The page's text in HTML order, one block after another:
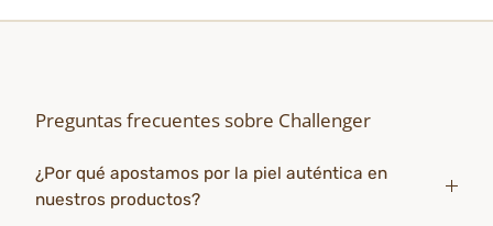
Preguntas frecuentes sobre Challenger
¿Por qué apostamos por la piel auténtica en
nuestros productos?